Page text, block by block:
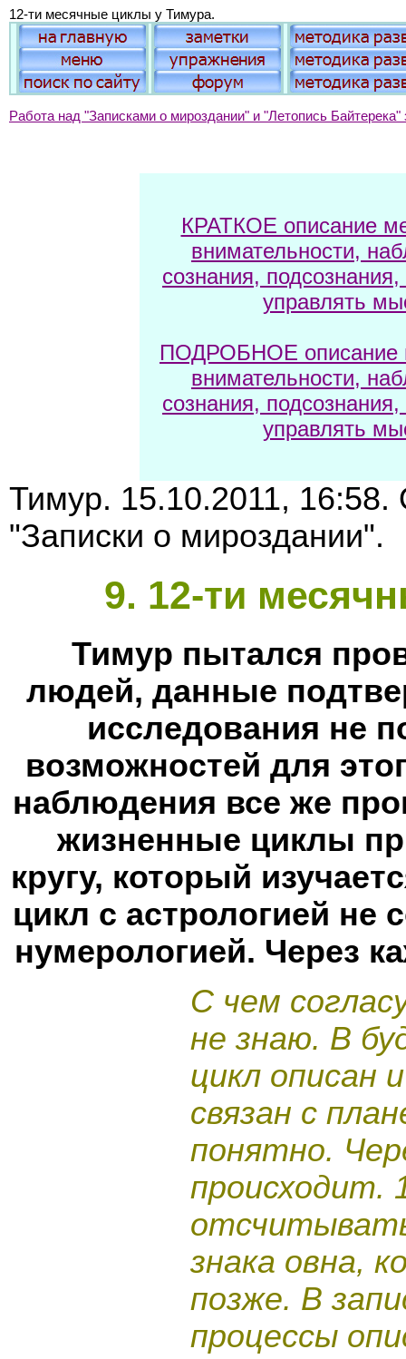
12-ти месячные циклы у Тимура.
Работа над "Записками о мироздании" и "Летопись
КРАТКОЕ описание
внимательности,
сознания,
управлять
ПОДРОБНОЕ описание
внимательности,
сознания,
управлять
Тимур. 15.10.2011, 16:58.
"Записки о мироздании".
9. 12-ти
Тимур пытался
людей, данные
исследования не
возможностей для
наблюдения все же
жизненные циклы
кругу, который
цикл с астрологией не
нумерологией. Через
С чем
не знаю. В
цикл описан
связан с
понятно.
происходит.
знака овна,
позже. В
процессы